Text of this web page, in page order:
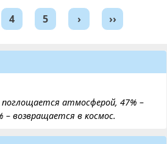
4 5 › ››
поглощается атмосферой, 47% –
возвращается в космос.